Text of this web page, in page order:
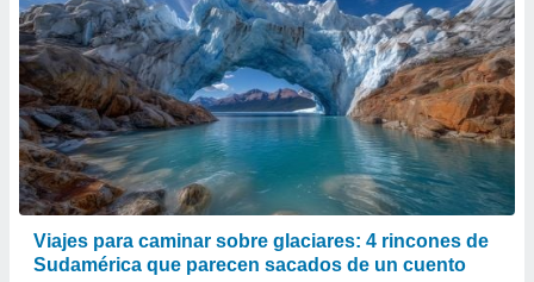
Viajes para caminar sobre glaciares: 4 rincones de
Sudamérica que parecen sacados de un cuento